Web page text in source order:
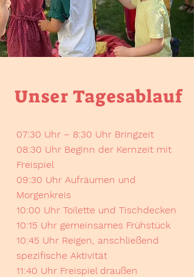
Unser Tagesablauf
07:30 Uhr – 8:30 Uhr Bringzeit
08:30 Uhr Beginn der Kernzeit mit
Freispiel
09:30 Uhr Aufräumen und
Morgenkreis
10:00 Uhr Toilette und Tischdecken
10:15 Uhr gemeinsames Frühstück
10:45 Uhr Reigen, anschließend
spezifische Aktivität
11:40 Uhr Freispiel draußen